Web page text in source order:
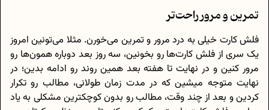
تمرین و مرور راحت‌تر
فلش کارت خیلی به درد مرور و تمرین می‌خورن. مثلا می‌تونین امروز
یک سری از فلش کارت‌ها رو بخونین، سه روز بعد دوباره همون‌ها رو
مرور کنین و در نهایت تا هفته بعد همین روند رو ادامه بدین؛ در
نهایت متوجه میشین که در مدت زمان طولانی، مطالب رو تکرار
کردین و بعد از چند وقت، مطالب رو بدون کوچکترین مشکلی به یاد